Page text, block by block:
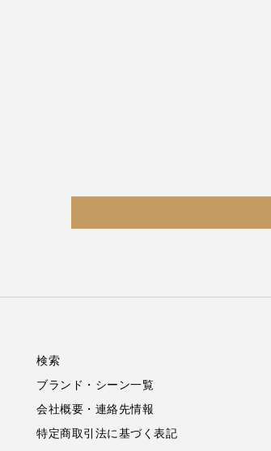
検索
ブランド・シーン一覧
会社概要・連絡先情報
特定商取引法に基づく表記